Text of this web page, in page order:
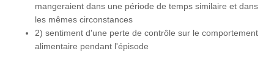
mangeraient dans une période de temps similaire et dans
les mêmes circonstances
2) sentiment d'une perte de contrôle sur le comportement
alimentaire pendant l'épisode